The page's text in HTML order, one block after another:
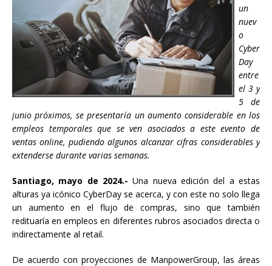
un
nuev
o
Cyber
Day
entre
el 3 y
5 de
junio próximos, se presentaría un aumento considerable en los
empleos temporales que se ven asociados a este evento de
ventas online, pudiendo algunos alcanzar cifras considerables y
extenderse durante varias semanas.
Santiago, mayo de 2024.-Una nueva edición del a estas
alturas ya icónico CyberDay se acerca, y con este no solo llega
un aumento en el flujo de compras, sino que también
redituaría en empleos en diferentes rubros asociados directa o
indirectamente al retail.
De acuerdo con proyecciones de ManpowerGroup, las áreas